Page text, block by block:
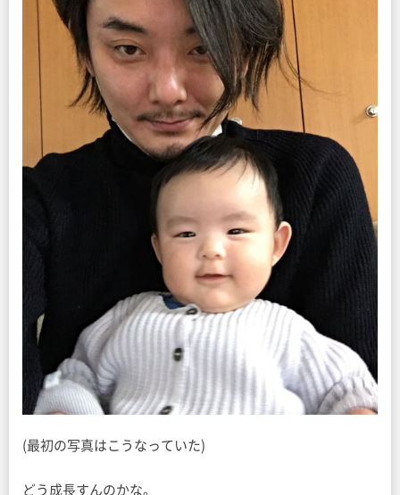
(最初の写真はこうなっていた)
どう成長すんのかな。